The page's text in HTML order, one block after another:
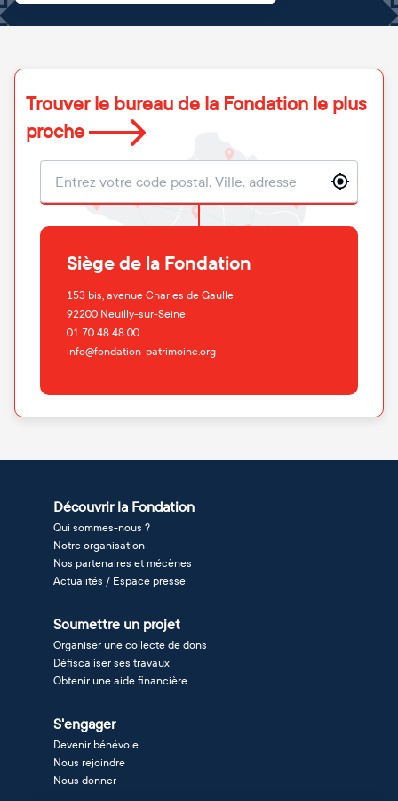
Trouver le bureau de la Fondation le plus
proche
Localisation
Siège de la Fondation
153 bis, avenue Charles de Gaulle
92200 Neuilly-sur-Seine
01 70 48 48 00
info@fondation-patrimoine.org
Découvrir la Fondation
Qui sommes-nous ?
Notre organisation
Nos partenaires et mécènes
Actualités / Espace presse
Soumettre un projet
Organiser une collecte de dons
Défiscaliser ses travaux
Obtenir une aide financière
S'engager
Devenir bénévole
Nous rejoindre
Nous donner